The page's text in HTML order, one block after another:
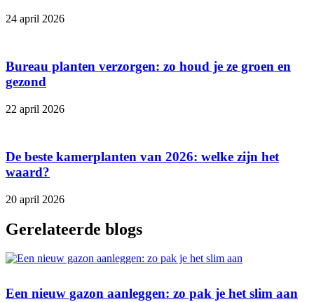
24 april 2026
Bureau planten verzorgen: zo houd je ze groen en
gezond
22 april 2026
De beste kamerplanten van 2026: welke zijn het
waard?
20 april 2026
Gerelateerde blogs
Een nieuw gazon aanleggen: zo pak je het slim aan